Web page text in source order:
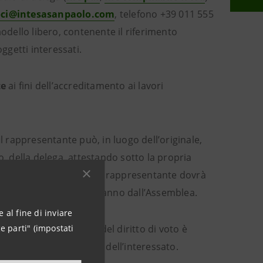
al fine di inviare
parti" (impostati
, telefono +39 011 555
libero, contenente il riferimento
interessati.
ai fini dell’accreditamento ai lavori
rappresentante può, in luogo dell’originale,
della delega, attestando sotto la propria
In tal caso il rappresentante dovrà
di voto per un anno dall’Assemblea.
e all’esercizio del diritto di voto è
su richiesta dell’interessato.